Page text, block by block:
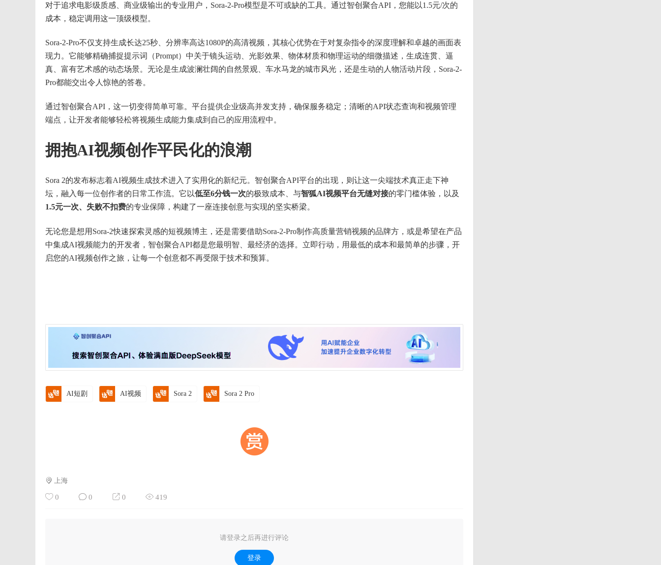
对于追求电影级质感、商业级输出的专业用户，Sora-2-Pro模型是不可或缺的工具。通过智创聚合API，您能以1.5元/次的
成本，稳定调用这一顶级模型。
Sora-2-Pro不仅支持生成长达25秒、分辨率高达1080P的高清视频，其核心优势在于对复杂指令的深度理解和卓越的画面表
现力。它能够精确捕捉提示词（Prompt）中关于镜头运动、光影效果、物体材质和物理运动的细微描述，生成连贯、逼
真、富有艺术感的动态场景。无论是生成波澜壮阔的自然景观、车水马龙的城市风光，还是生动的人物活动片段，Sora-2-
Pro都能交出令人惊艳的答卷。
通过智创聚合API，这一切变得简单可靠。平台提供企业级高并发支持，确保服务稳定；清晰的API状态查询和视频管理
端点，让开发者能够轻松将视频生成能力集成到自己的应用流程中。
拥抱AI视频创作平民化的浪潮
Sora 2的发布标志着AI视频生成技术进入了实用化的新纪元。智创聚合API平台的出现，则让这一尖端技术真正走下神
坛，融入每一位创作者的日常工作流。它以低至6分钱一次的极致成本、与智狐AI视频平台无缝对接的零门槛体验，以及
1.5元一次、失败不扣费的专业保障，构建了一座连接创意与实现的坚实桥梁。
无论您是想用Sora-2快速探索灵感的短视频博主，还是需要借助Sora-2-Pro制作高质量营销视频的品牌方，或是希望在产品
中集成AI视频能力的开发者，智创聚合API都是您最明智、最经济的选择。立即行动，用最低的成本和最简单的步骤，开
启您的AI视频创作之旅，让每一个创意都不再受限于技术和预算。
AI短剧 AI视频 Sora 2 Sora 2 Pro
上海
0 0 0 419
请登录之后再进行评论
登录